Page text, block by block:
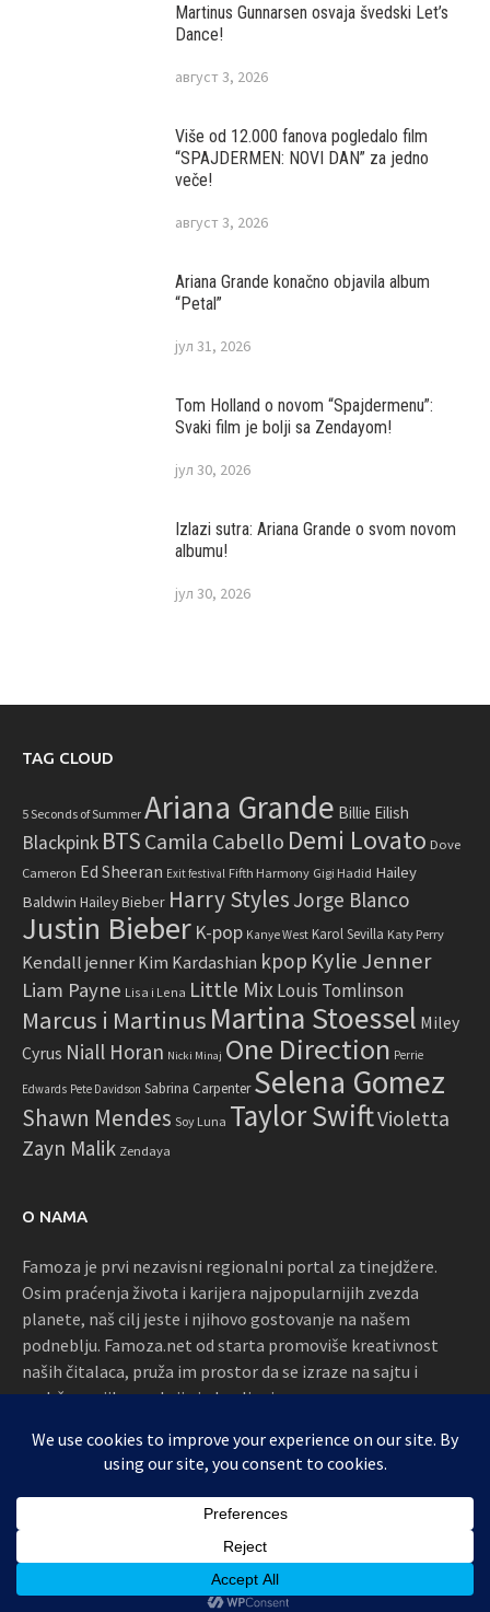
Martinus Gunnarsen osvaja švedski Let’s
Dance!
август 3, 2026
Više od 12.000 fanova pogledalo film
“SPAJDERMEN: NOVI DAN” za jedno
veče!
август 3, 2026
Ariana Grande konačno objavila album
“Petal”
јул 31, 2026
Tom Holland o novom “Spajdermenu”:
Svaki film je bolji sa Zendayom!
јул 30, 2026
Izlazi sutra: Ariana Grande o svom novom
albumu!
јул 30, 2026
TAG CLOUD
5 Seconds of Summer Ariana Grande Billie Eilish
Blackpink BTS Camila Cabello Demi Lovato Dove
Cameron Ed Sheeran Exit festival Fifth Harmony Gigi Hadid Hailey
Baldwin Hailey Bieber Harry Styles Jorge Blanco
Justin Bieber K-pop Kanye West Karol Sevilla Katy Perry
Kendall jenner Kim Kardashian kpop Kylie Jenner
Liam Payne Lisa i Lena Little MixLouis Tomlinson
Marcus i Martinus Martina Stoessel Miley
Cyrus Niall Horan Nicki Minaj One Direction Perrie
Edwards Pete Davidson Sabrina Carpenter Selena Gomez
Shawn Mendes Soy Luna Taylor SwiftVioletta
Zayn Malik Zendaya
O NAMA
Famoza je prvi nezavisni regionalni portal za tinejdžere.
Osim praćenja života i karijera najpopularnijih zvezda
planete, naš cilj jeste i njihovo gostovanje na našem
podneblju. Famoza.net od starta promoviše kreativnost
naših čitalaca, pruža im prostor da se izraze na sajtu i
podržava njihove akcije i okupljanja